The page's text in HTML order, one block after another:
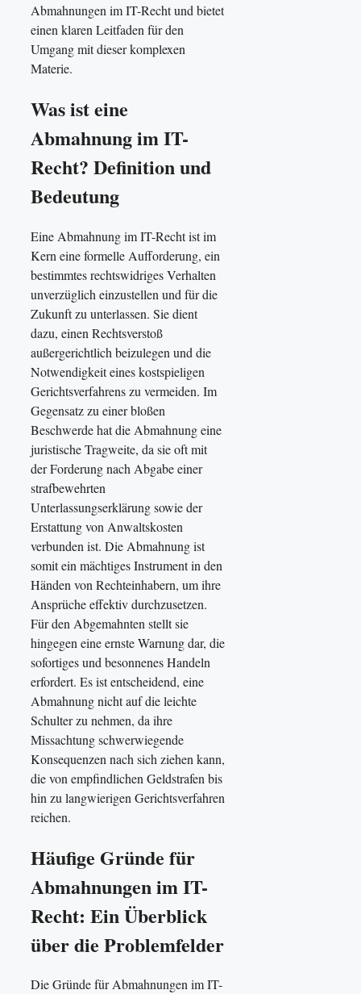
Abmahnungen im IT-Recht und bietet
einen klaren Leitfaden für den
Umgang mit dieser komplexen
Materie.
Was ist eine
Abmahnung im IT-
Recht? Definition und
Bedeutung
Eine Abmahnung im IT-Recht ist im
Kern eine formelle Aufforderung, ein
bestimmtes rechtswidriges Verhalten
unverzüglich einzustellen und für die
Zukunft zu unterlassen. Sie dient
dazu, einen Rechtsverstoß
außergerichtlich beizulegen und die
Notwendigkeit eines kostspieligen
Gerichtsverfahrens zu vermeiden. Im
Gegensatz zu einer bloßen
Beschwerde hat die Abmahnung eine
juristische Tragweite, da sie oft mit
der Forderung nach Abgabe einer
strafbewehrten
Unterlassungserklärung sowie der
Erstattung von Anwaltskosten
verbunden ist. Die Abmahnung ist
somit ein mächtiges Instrument in den
Händen von Rechteinhabern, um ihre
Ansprüche effektiv durchzusetzen.
Für den Abgemahnten stellt sie
hingegen eine ernste Warnung dar, die
sofortiges und besonnenes Handeln
erfordert. Es ist entscheidend, eine
Abmahnung nicht auf die leichte
Schulter zu nehmen, da ihre
Missachtung schwerwiegende
Konsequenzen nach sich ziehen kann,
die von empfindlichen Geldstrafen bis
hin zu langwierigen Gerichtsverfahren
reichen.
Häufige Gründe für
Abmahnungen im IT-
Recht: Ein Überblick
über die Problemfelder
Die Gründe für Abmahnungen im IT-